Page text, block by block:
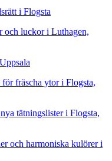
i Flogsta
och luckor i Luthagen,
fräscha ytor i Flogsta,
tätningslister i Flogsta,
och harmoniska kulörer i